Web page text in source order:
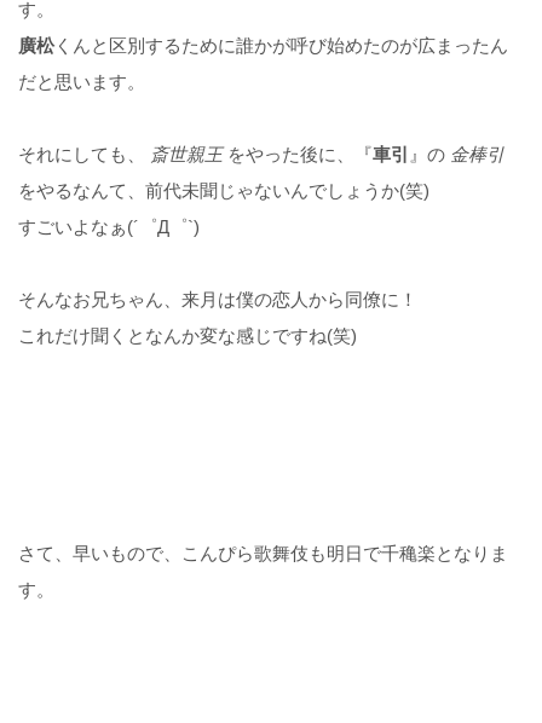
す。
廣松くんと区別するために誰かが呼び始めたのが広まったん
だと思います。
それにしても、 斎世親王 をやった後に、『車引 』の 金棒引
をやるなんて、前代未聞じゃないんでしょうか(笑)
すごいよなぁ(´゜Д゜`)
そんなお兄ちゃん、来月は僕の恋人から同僚に！
これだけ聞くとなんか変な感じですね(笑)
さて、早いもので、こんぴら歌舞伎も明日で千穐楽となりま
す。